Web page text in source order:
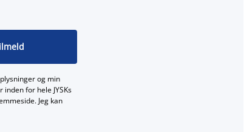
og min
for hele JYSKs
Jeg kan